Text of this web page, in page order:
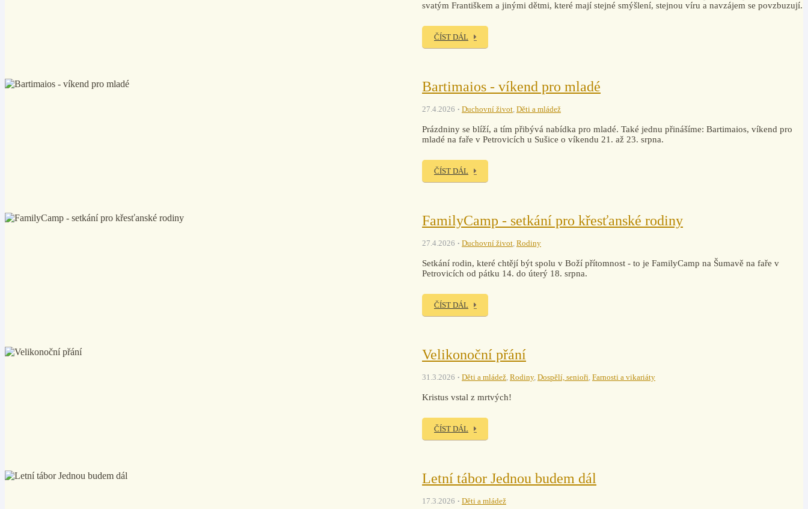
svatým Františkem a jinými dětmi, které mají stejné smýšlení, stejnou víru a navzájem se povzbuzují.
ČÍST DÁL
Bartimaios - víkend pro mladé
27.4.2026 Duchovní život, Děti a mládež
Prázdniny se blíží, a tím přibývá nabídka pro mladé. Také jednu přinášíme: Bartimaios, víkend pro
mladé na faře v Petrovicích u Sušice o víkendu 21. až 23. srpna.
ČÍST DÁL
FamilyCamp - setkání pro křesťanské rodiny
27.4.2026 Duchovní život, Rodiny
Setkání rodin, které chtějí být spolu v Boží přítomnost - to je FamilyCamp na Šumavě na faře v
Petrovicích od pátku 14. do úterý 18. srpna.
ČÍST DÁL
Velikonoční přání
31.3.2026 Děti a mládež, Rodiny, Dospělí, senioři, Farnosti a vikariáty
Kristus vstal z mrtvých!
ČÍST DÁL
Letní tábor Jednou budem dál
17.3.2026 Děti a mládež